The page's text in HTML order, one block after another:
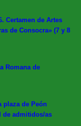
Certamen de Artes
de Consocra» (7 y 8
Romana de
plaza de Peón
de admitidos/as